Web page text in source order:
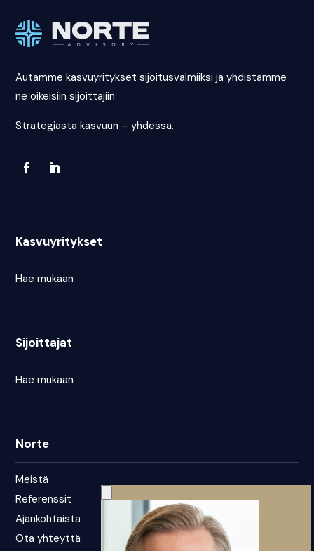
Autamme kasvuyritykset sijoitusvalmiiksi ja yhdistämme
ne oikeisiin sijoittajiin.
Strategiasta kasvuun – yhdessä.
Kasvuyritykset
Hae mukaan
Sijoittajat
Hae mukaan
Norte
Meistä
Referenssit
Ajankohtaista
Ota yhteyttä